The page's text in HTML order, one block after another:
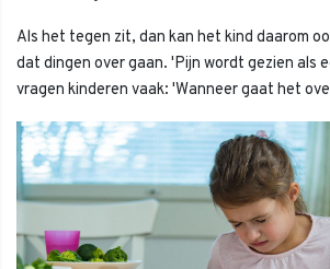
Als het tegen zit, dan kan het kind daarom
dat dingen over gaan. 'Pijn wordt gezien als
vragen kinderen vaak: 'Wanneer gaat het